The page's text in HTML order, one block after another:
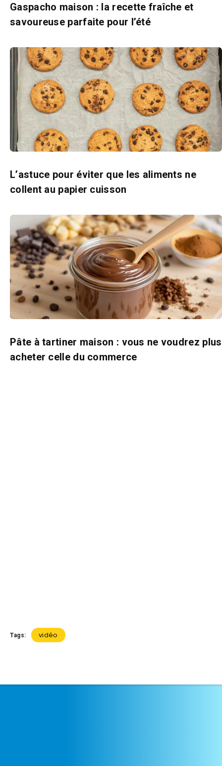
Gaspacho maison : la recette fraîche et
savoureuse parfaite pour l’été
L’astuce pour éviter que les aliments ne
collent au papier cuisson
Pâte à tartiner maison : vous ne voudrez plus
acheter celle du commerce
Tags: vidéo